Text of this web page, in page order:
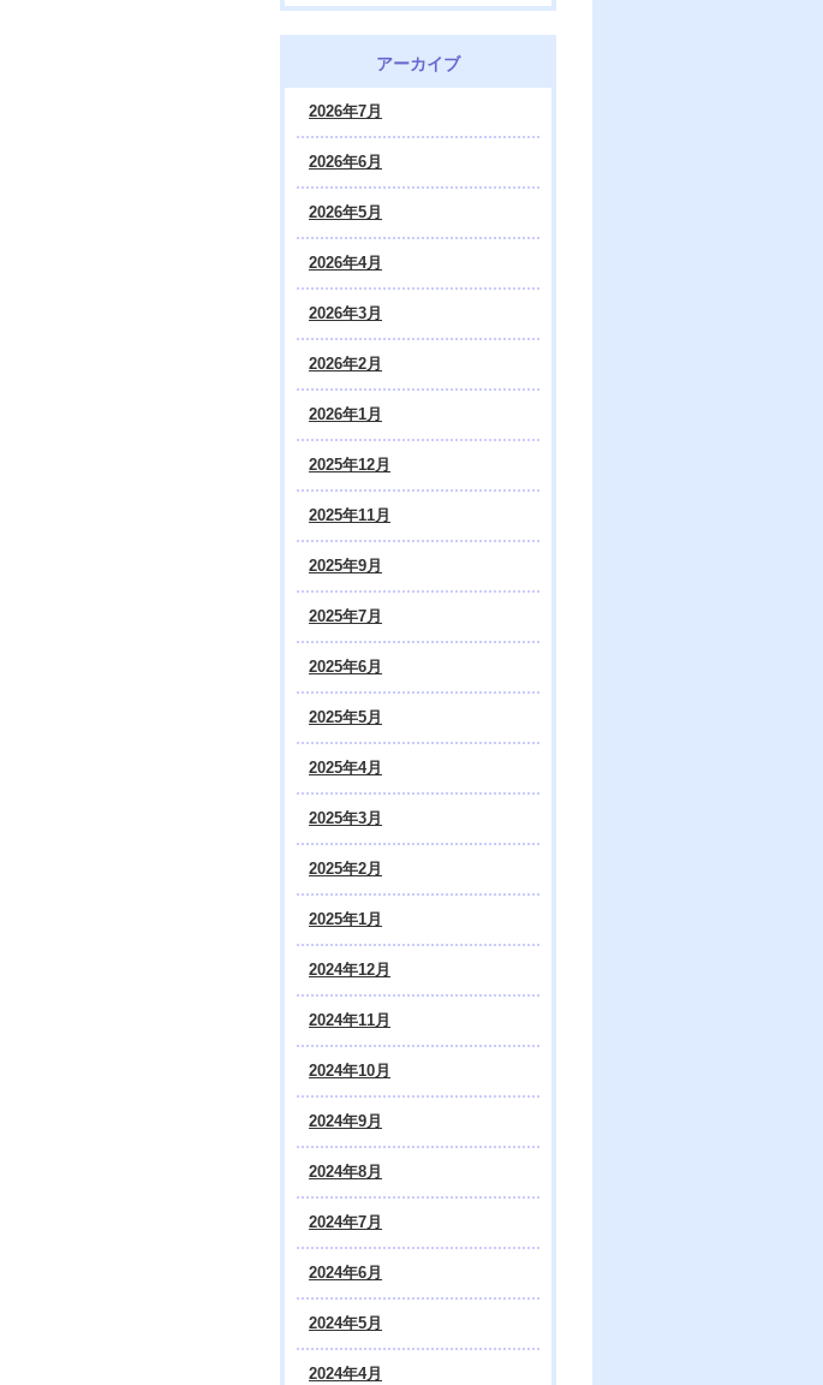
アーカイブ
2026年7月
2026年6月
2026年5月
2026年4月
2026年3月
2026年2月
2026年1月
2025年12月
2025年11月
2025年9月
2025年7月
2025年6月
2025年5月
2025年4月
2025年3月
2025年2月
2025年1月
2024年12月
2024年11月
2024年10月
2024年9月
2024年8月
2024年7月
2024年6月
2024年5月
2024年4月